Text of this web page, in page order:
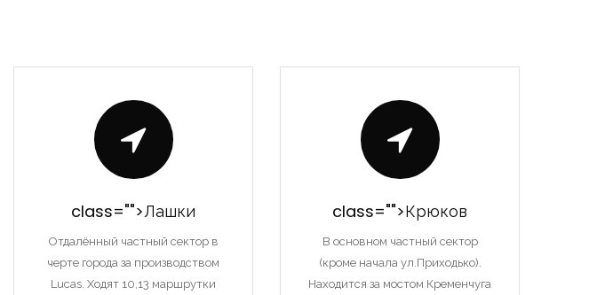
class="">Лашки
Отдалённый частный сектор в
черте города за производством
Lucas. Ходят 10,13 маршрутки
class="">Крюков
В основном частный сектор
(кроме начала ул.Приходько).
Находится за мостом Кременчуга